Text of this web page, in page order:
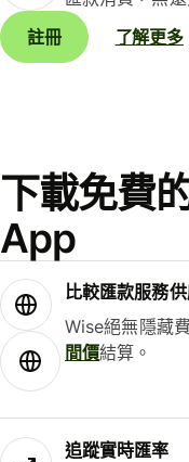
註冊
了解更多
下載免費
App
比較匯款服務
Wise絕無隱藏
間價結算。
追蹤實時匯率